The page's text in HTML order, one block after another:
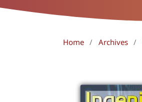
Home / Archives /